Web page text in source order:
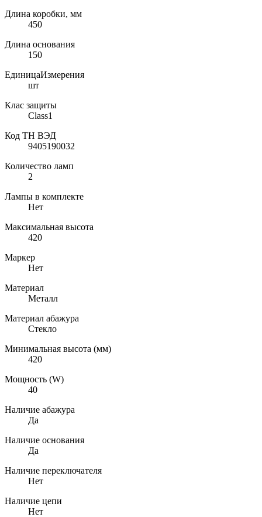
Длина коробки, мм
450
Длина основания
150
ЕдиницаИзмерения
шт
Клас защиты
Class1
Код ТН ВЭД
9405190032
Количество ламп
2
Лампы в комплекте
Нет
Максимальная высота
420
Маркер
Нет
Материал
Металл
Материал абажура
Стекло
Минимальная высота (мм)
420
Мощность (W)
40
Наличие абажура
Да
Наличие основания
Да
Наличие переключателя
Нет
Наличие цепи
Нет